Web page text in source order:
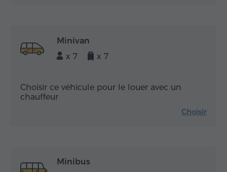
Minivan
x 7
x 7
Choisir ce véhicule pour le louer avec un
chauffeur
Choisir
Minibus